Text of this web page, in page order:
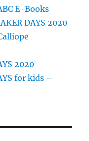
E-Books
DAYS 2020
2020
for kids –